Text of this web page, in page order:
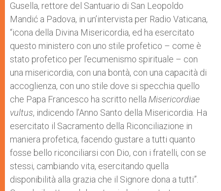
Gusella, rettore del Santuario di San Leopoldo
Mandić a Padova, in un’intervista per Radio Vaticana,
“icona della Divina Misericordia, ed ha esercitato
questo ministero con uno stile profetico – come è
stato profetico per l’ecumenismo spirituale – con
una misericordia, con una bontà, con una capacità di
accoglienza, con uno stile dove si specchia quello
che Papa Francesco ha scritto nella Misericordiae
vultus, indicendo l’Anno Santo della Misericordia. Ha
esercitato il Sacramento della Riconciliazione in
maniera profetica, facendo gustare a tutti quanto
fosse bello riconciliarsi con Dio, con i fratelli, con se
stessi, cambiando vita, esercitando quella
disponibilità alla grazia che il Signore dona a tutti”.